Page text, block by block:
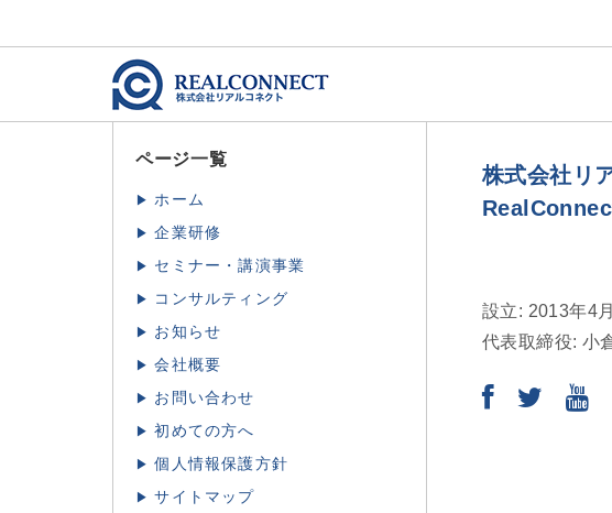
ページ一覧
ホーム
企業研修
セミナー・講演事業
コンサルティング
お知らせ
会社概要
お問い合わせ
初めての方へ
個人情報保護方針
サイトマップ
株式会社リ
設立: 2013年4月
代表取締役: 小